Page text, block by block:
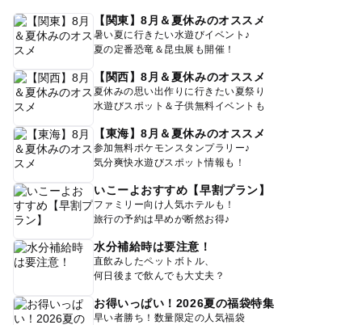
【関東】8月＆夏休みのオススメ
暑い夏に行きたい水遊びイベント♪
夏の定番恐竜＆昆虫展も開催！
【関西】8月＆夏休みのオススメ
夏休みの思い出作りに行きたい夏祭り
水遊びスポット＆子供無料イベントも
【東海】8月＆夏休みのオススメ
参加無料ポケモンスタンプラリー♪
気分爽快水遊びスポット情報も！
いこーよおすすめ【早割プラン】
ファミリー向け人気ホテルも！
旅行の予約は早めが断然お得♪
水分補給時は要注意！
直飲みしたペットボトル、
何日後まで飲んでも大丈夫？
お得いっぱい！2026夏の福袋特集
早い者勝ち！数量限定の人気福袋